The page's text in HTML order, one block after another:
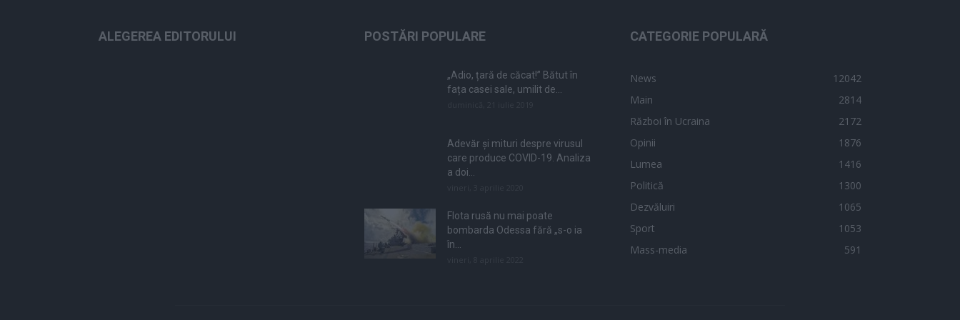
ALEGEREA EDITORULUI POSTĂRI POPULARE
„Adio, țară de căcat!” Bătut în
fața casei sale, umilit de...
Adevăr și mituri despre virusul
care produce COVID-19. Analiza
a doi...
Flota rusă nu mai poate
bombarda Odessa fără „s-o ia
în...
CATEGORIE POPULARĂ
News
12042
Main
2814
Război în Ucraina
2172
Opinii
1876
Lumea
1416
Politică
1300
Dezvăluiri
1065
Sport
1053
Mass-media
591